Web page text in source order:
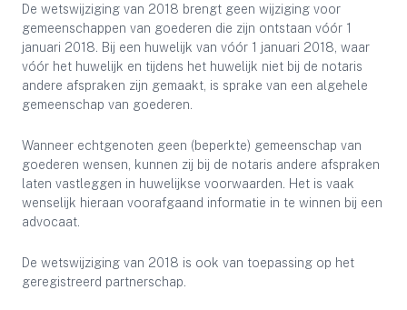
De wetswijziging van 2018 brengt geen wijziging voor
gemeenschappen van goederen die zijn ontstaan vóór 1
januari 2018. Bij een huwelijk van vóór 1 januari 2018, waar
vóór het huwelijk en tijdens het huwelijk niet bij de notaris
andere afspraken zijn gemaakt, is sprake van een algehele
gemeenschap van goederen.
Wanneer echtgenoten geen (beperkte) gemeenschap van
goederen wensen, kunnen zij bij de notaris andere afspraken
laten vastleggen in huwelijkse voorwaarden. Het is vaak
wenselijk hieraan voorafgaand informatie in te winnen bij een
advocaat.
De wetswijziging van 2018 is ook van toepassing op het
geregistreerd partnerschap.